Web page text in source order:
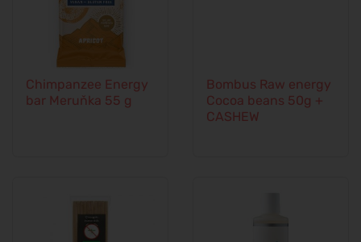
Chimpanzee Energy
bar Meruňka 55 g
Bombus Raw energy
Cocoa beans 50g +
CASHEW